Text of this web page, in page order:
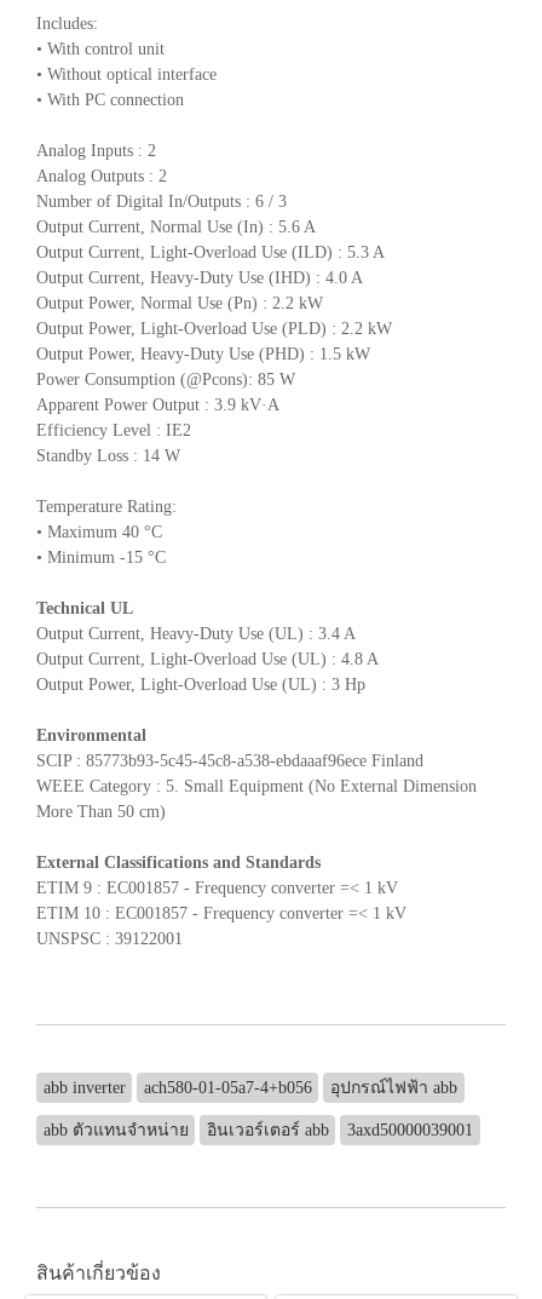
Includes:
• With control unit
• Without optical interface
• With PC connection
Analog Inputs : 2
Analog Outputs : 2
Number of Digital In/Outputs : 6 / 3
Output Current, Normal Use (In) : 5.6 A
Output Current, Light-Overload Use (ILD) : 5.3 A
Output Current, Heavy-Duty Use (IHD) : 4.0 A
Output Power, Normal Use (Pn) : 2.2 kW
Output Power, Light-Overload Use (PLD) : 2.2 kW
Output Power, Heavy-Duty Use (PHD) : 1.5 kW
Power Consumption (@Pcons): 85 W
Apparent Power Output : 3.9 kV·A
Efficiency Level : IE2
Standby Loss : 14 W
Temperature Rating:
• Maximum 40 °C
• Minimum -15 °C
Technical UL
Output Current, Heavy-Duty Use (UL) : 3.4 A
Output Current, Light-Overload Use (UL) : 4.8 A
Output Power, Light-Overload Use (UL) : 3 Hp
Environmental
SCIP : 85773b93-5c45-45c8-a538-ebdaaaf96ece Finland
WEEE Category : 5. Small Equipment (No External Dimension
More Than 50 cm)
External Classifications and Standards
ETIM 9 : EC001857 - Frequency converter =< 1 kV
ETIM 10 : EC001857 - Frequency converter =< 1 kV
UNSPSC : 39122001
abb inverter ach580-01-05a7-4+b056 อุปกรณ์ไฟฟ้า abb
abb ตัวแทนจำหน่าย อินเวอร์เตอร์ abb 3axd50000039001
สินค้าเกี่ยวข้อง